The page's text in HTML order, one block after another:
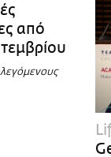
Επιλογές
από